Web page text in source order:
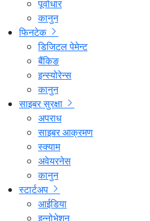
पूर्वाधार
कानुन
फिनटेक
डिजिटल पेमेन्ट
बैंकिङ
इन्स्योरेन्स
कानुन
साइबर सुरक्षा
अपराध
साइबर आक्रमण
स्क्याम
अवेयरनेस
कानुन
स्टार्टअप
आईडिया
इन्नोभेशन